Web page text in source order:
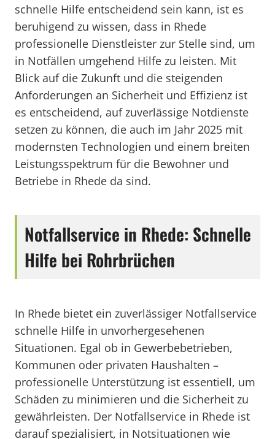
schnelle Hilfe entscheidend sein kann, ist es
beruhigend zu wissen, dass in Rhede
professionelle Dienstleister zur Stelle sind, um
in Notfällen umgehend Hilfe zu leisten. Mit
Blick auf die Zukunft und die steigenden
Anforderungen an Sicherheit und Effizienz ist
es entscheidend, auf zuverlässige Notdienste
setzen zu können, die auch im Jahr 2025 mit
modernsten Technologien und einem breiten
Leistungsspektrum für die Bewohner und
Betriebe in Rhede da sind.
Notfallservice in Rhede: Schnelle
Hilfe bei Rohrbrüchen
In Rhede bietet ein zuverlässiger Notfallservice
schnelle Hilfe in unvorhergesehenen
Situationen. Egal ob in Gewerbebetrieben,
Kommunen oder privaten Haushalten –
professionelle Unterstützung ist essentiell, um
Schäden zu minimieren und die Sicherheit zu
gewährleisten. Der Notfallservice in Rhede ist
darauf spezialisiert, in Notsituationen wie